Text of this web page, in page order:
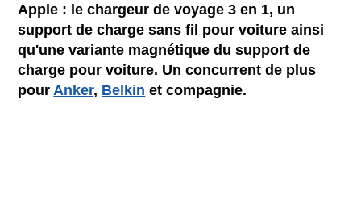
Apple : le chargeur de voyage 3 en 1, un
support de charge sans fil pour voiture ainsi
qu'une variante magnétique du support de
charge pour voiture. Un concurrent de plus
pour Anker, Belkin et compagnie.